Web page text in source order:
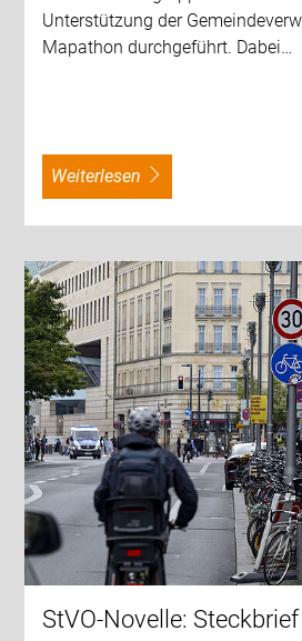
Unterstützung der
Mapathon durchgeführt. Dabei…
weiterlesen
StVO-Novelle: